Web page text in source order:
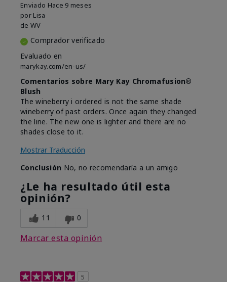
Enviado Hace 9 meses
por Lisa
de WV
Comprador verificado
Evaluado en
marykay.com/en-us/
Comentarios sobre Mary Kay Chromafusion®
Blush
The wineberry i ordered is not the same shade
wineberry of past orders. Once again they changed
the line. The new one is lighter and there are no
shades close to it.
Mostrar Traducción
Conclusión No, no recomendaría a un amigo
¿Le ha resultado útil esta
opinión?
11 0
Marcar esta opinión
5